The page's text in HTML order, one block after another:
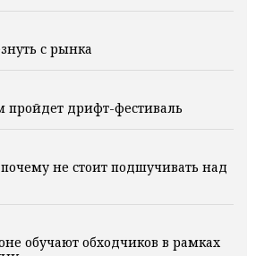
с рынка
пройдет дрифт-фестиваль
не стоит подшучивать над
обучают обходчиков в рамках